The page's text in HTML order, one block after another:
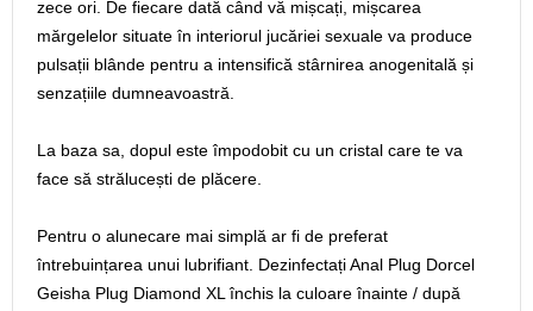
zece ori. De fiecare dată când vă mișcați, mișcarea
mărgelelor situate în interiorul jucăriei sexuale va produce
pulsații blânde pentru a intensifică stârnirea anogenitală și
senzațiile dumneavoastră.
La baza sa, dopul este împodobit cu un cristal care te va
face să strălucești de plăcere.
Pentru o alunecare mai simplă ar fi de preferat
întrebuințarea unui lubrifiant. Dezinfectați Anal Plug Dorcel
Geisha Plug Diamond XL închis la culoare înainte / după